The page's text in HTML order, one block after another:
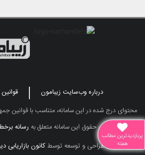
درباره وب‌سایت زیبامون
محتوای درج شده در این سامانه، متناسب با قوانین
تمامی حقوق این سامانه متعلق به رسانه
طراحی و توسعه توسطکانون بازاریابی
پربازدیدترین مطالب
هفته